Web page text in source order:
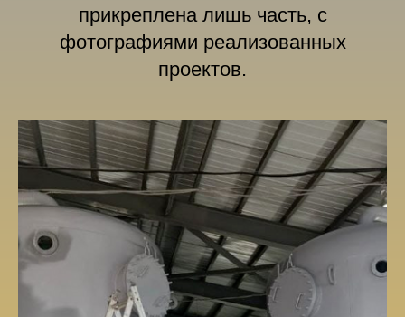
прикреплена лишь часть, с
фотографиями реализованных
проектов.